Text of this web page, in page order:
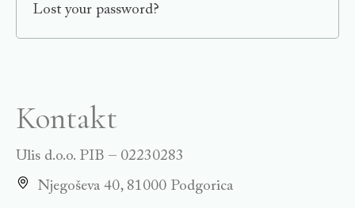
Lost your password?
Kontakt
Ulis d.o.o. PIB – 02230283
Njegoševa 40, 81000 Podgorica